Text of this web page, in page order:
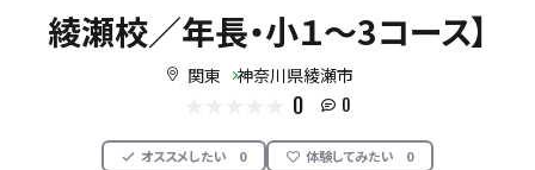
綾瀬校／年長・小１～3コース】
関東 神奈川県綾瀬市
0 0
オススメしたい 0 体験してみたい 0